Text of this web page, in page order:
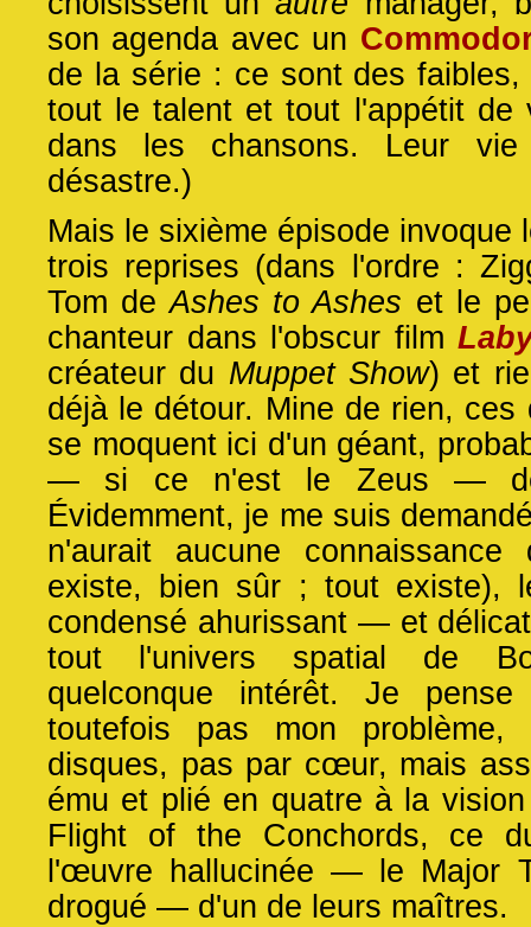
son agenda avec un
de la série : ce sont des
tout le talent et tout l'appétit de
dans les chansons. Leur
désastre.)
Mais le sixième épisode invoque
trois reprises (dans l'ordre :
Tom deAshes to Ashes et le
chanteur dans l'obscur film
créateur du Muppet Show) et
déjà le détour. Mine de rien, ces
se moquent ici d'un géant,
— si ce n'est le Zeus — de
Évidemment, je me suis
n'aurait aucune
existe, bien sûr ; tout existe),
condensé ahurissant — et
tout l'univers spatial de
quelconque intérêt. Je
toutefois pas mon
disques, pas par cœur, mais
ému et plié en quatre à la
Flight of the Conchords, ce
l'œuvre hallucinée — le Major
drogué — d'un de leurs maîtres.